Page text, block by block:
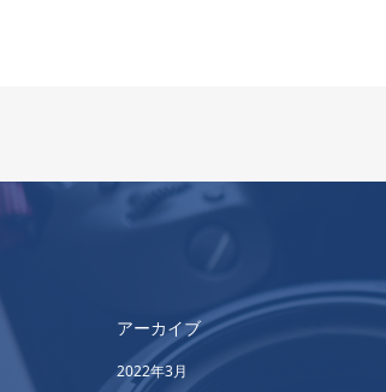
アーカイブ
2022年3月